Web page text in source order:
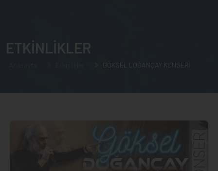
ETKİNLİKLER
GÖKSEL DOĞANÇAY KONSERİ